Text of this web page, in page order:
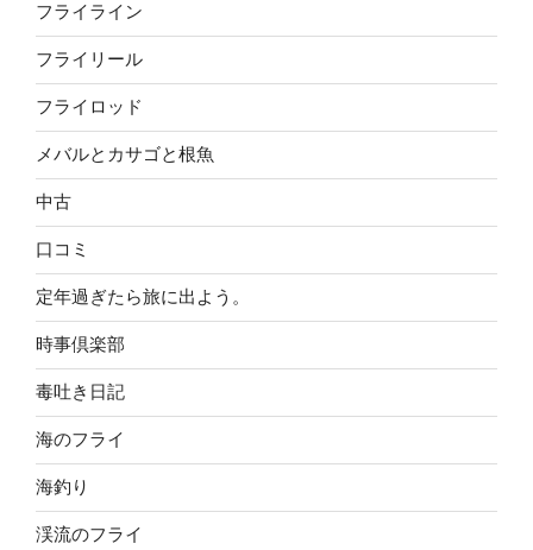
フライライン
フライリール
フライロッド
メバルとカサゴと根魚
中古
口コミ
定年過ぎたら旅に出よう。
時事倶楽部
毒吐き日記
海のフライ
海釣り
渓流のフライ